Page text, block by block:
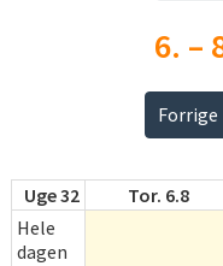
Forrige
6. –
Uge 32 Tor. 6.8
Hele
dagen